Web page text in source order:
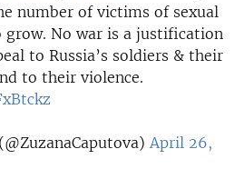
number of victims of sexual
grow. No war is a justification
to Russia’s soldiers & their
to their violence.
April 26,